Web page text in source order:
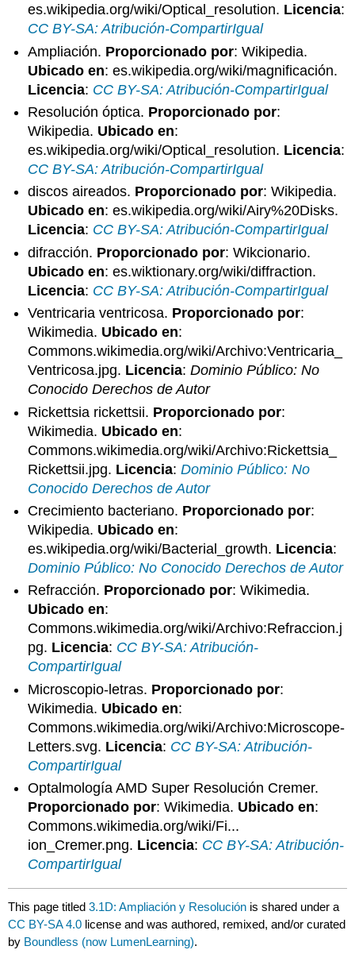
es.wikipedia.org/wiki/Optical_resolution. Licencia:
CC BY-SA: Atribución-CompartirIgual
Ampliación. Proporcionado por: Wikipedia.
Ubicado en: es.wikipedia.org/wiki/magnificación.
Licencia: CC BY-SA: Atribución-CompartirIgual
Resolución óptica. Proporcionado por:
Wikipedia. Ubicado en:
es.wikipedia.org/wiki/Optical_resolution. Licencia:
CC BY-SA: Atribución-CompartirIgual
discos aireados. Proporcionado por: Wikipedia.
Ubicado en: es.wikipedia.org/wiki/Airy%20Disks.
Licencia: CC BY-SA: Atribución-CompartirIgual
difracción. Proporcionado por: Wikcionario.
Ubicado en: es.wiktionary.org/wiki/diffraction.
Licencia: CC BY-SA: Atribución-CompartirIgual
Ventricaria ventricosa. Proporcionado por:
Wikimedia. Ubicado en:
Commons.wikimedia.org/wiki/Archivo:Ventricaria_
Ventricosa.jpg. Licencia:Dominio Público: No
Conocido Derechos de Autor
Rickettsia rickettsii. Proporcionado por:
Wikimedia. Ubicado en:
Commons.wikimedia.org/wiki/Archivo:Rickettsia_
Rickettsii.jpg. Licencia:Dominio Público: No
Conocido Derechos de Autor
Crecimiento bacteriano. Proporcionado por:
Wikipedia. Ubicado en:
es.wikipedia.org/wiki/Bacterial_growth. Licencia:
Dominio Público: No Conocido Derechos de Autor
Refracción. Proporcionado por: Wikimedia.
Ubicado en:
Commons.wikimedia.org/wiki/Archivo:Refraccion.j
pg. Licencia: CC BY-SA: Atribución-
CompartirIgual
Microscopio-letras. Proporcionado por:
Wikimedia. Ubicado en:
Commons.wikimedia.org/wiki/Archivo:Microscope-
Letters.svg. Licencia: CC BY-SA: Atribución-
CompartirIgual
Optalmología AMD Super Resolución Cremer.
Proporcionado por: Wikimedia. Ubicado en:
Commons.wikimedia.org/wiki/Fi...
ion_Cremer.png. Licencia: CC BY-SA: Atribución-
CompartirIgual
This page titled3.1D: Ampliación y Resolución is shared under a
CC BY-SA 4.0 license and was authored, remixed, and/or curated
by Boundless (now LumenLearning).